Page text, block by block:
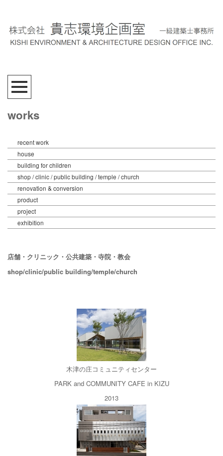
works
recent work
house
building for children
shop / clinic / public building / temple / church
renovation & conversion
product
project
exhibition
店舗・クリニック・公共建築・寺院・教会
shop/clinic/public building/temple/church
木津の庄コミュニティセンター
PARK and COMMUNITY CAFE in KIZU
2013